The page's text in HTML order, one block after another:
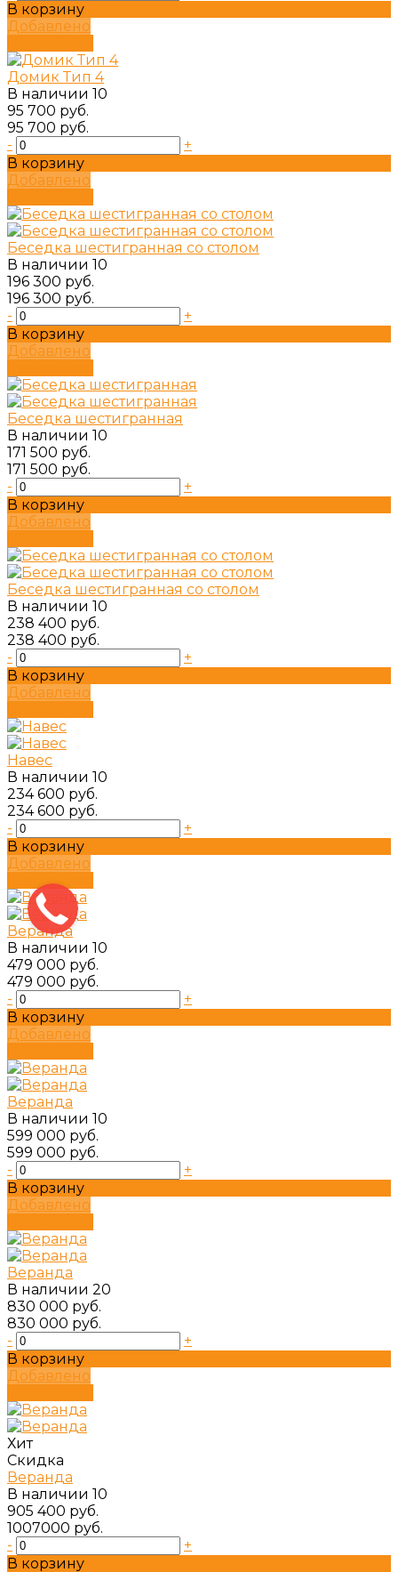
В корзину
Добавлено
Домик Тип 4
В наличии 10
95 700 руб.
95 700 руб.
-
+
В корзину
Добавлено
Беседка шестигранная со столом
В наличии 10
196 300 руб.
196 300 руб.
-
+
В корзину
Добавлено
Беседка шестигранная
В наличии 10
171 500 руб.
171 500 руб.
-
+
В корзину
Добавлено
Беседка шестигранная со столом
В наличии 10
238 400 руб.
238 400 руб.
-
+
В корзину
Добавлено
Навес
В наличии 10
234 600 руб.
234 600 руб.
-
+
В корзину
Добавлено
Подробнее
Веранда
В наличии 10
479 000 руб.
479 000 руб.
-
+
В корзину
Добавлено
Веранда
В наличии 10
599 000 руб.
599 000 руб.
-
+
В корзину
Добавлено
Веранда
В наличии 20
830 000 руб.
830 000 руб.
-
+
В корзину
Добавлено
Хит
Скидка
Веранда
В наличии 10
905 400 руб.
1007000 руб.
-
+
В корзину